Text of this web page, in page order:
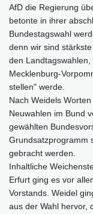
AfD die Regierung
betonte in ihrer
Bundestagswahl
denn wir sind
den Landtagswahlen,
Mecklenburg-
stellen" werde.
Nach Weidels
Neuwahlen im Bund
gewählten
Grundsatzprogramm
gebracht werden.
Inhaltliche
Erfurt ging es vor
Vorstands. Weidel
aus der Wahl hervor,